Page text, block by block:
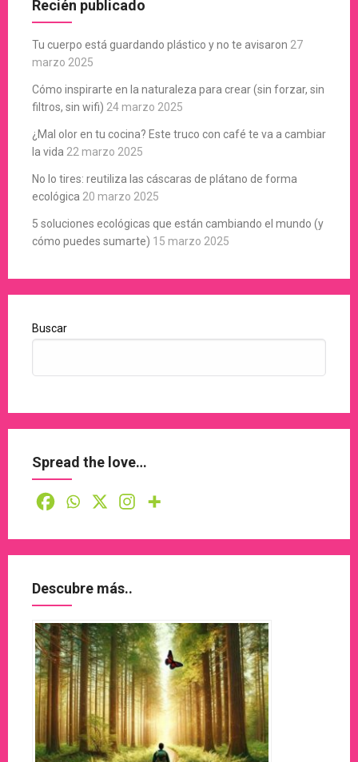
Recién publicado
Tu cuerpo está guardando plástico y no te avisaron 27
marzo 2025
Cómo inspirarte en la naturaleza para crear (sin forzar, sin
filtros, sin wifi) 24 marzo 2025
¿Mal olor en tu cocina? Este truco con café te va a cambiar
la vida 22 marzo 2025
No lo tires: reutiliza las cáscaras de plátano de forma
ecológica 20 marzo 2025
5 soluciones ecológicas que están cambiando el mundo (y
cómo puedes sumarte) 15 marzo 2025
Buscar
Spread the love…
Descubre más..